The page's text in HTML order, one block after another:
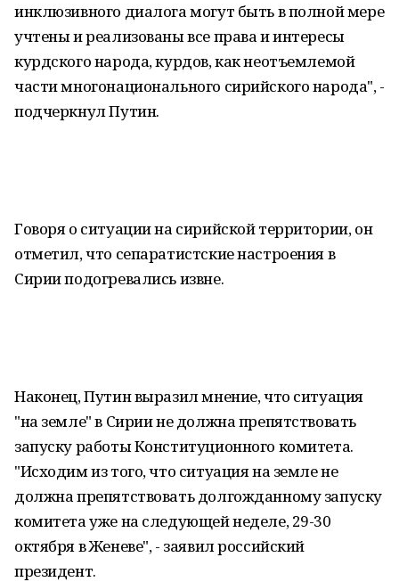
инклюзивного диалога могут быть в полной мере
учтены и реализованы все права и интересы
курдского народа, курдов, как неотъемлемой
части многонационального сирийского народа", -
подчеркнул Путин.
Говоря о ситуации на сирийской территории, он
отметил, что сепаратистские настроения в
Сирии подогревались извне.
Наконец, Путин выразил мнение, что ситуация
"на земле" в Сирии не должна препятствовать
запуску работы Конституционного комитета.
"Исходим из того, что ситуация на земле не
должна препятствовать долгожданному запуску
комитета уже на следующей неделе, 29-30
октября в Женеве", - заявил российский
президент.